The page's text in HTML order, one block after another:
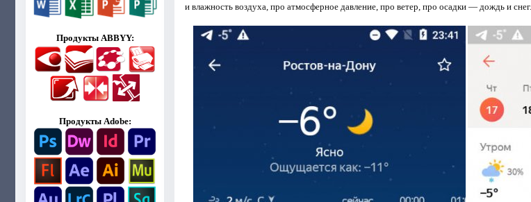
Продукты ABBYY:
Продукты Adobe:
и влажность воздуха, про атмосферное давление, про ветер, про осадки — дождь и снег.